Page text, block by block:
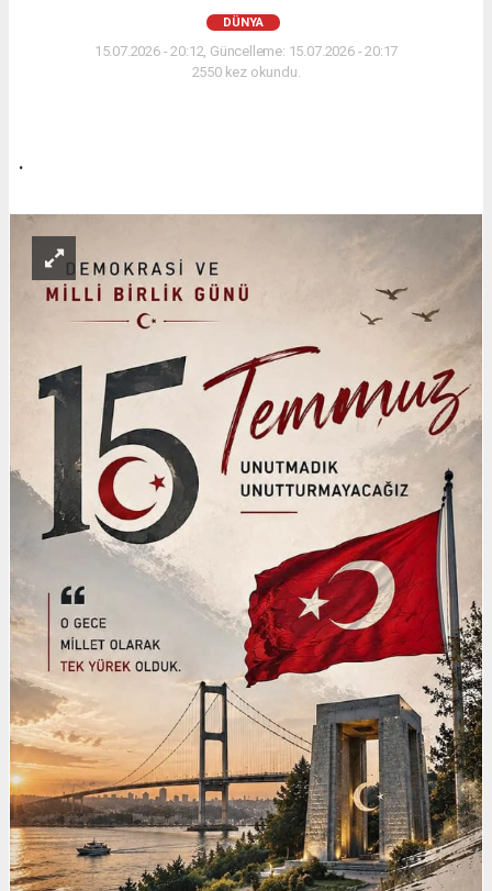
DÜNYA
15.07.2026 - 20:12, Güncelleme: 15.07.2026 - 20:17
2550 kez okundu.
.